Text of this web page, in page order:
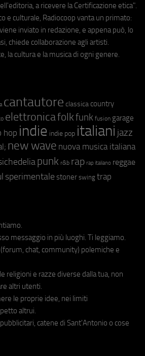
a ricevere la Certificazione etica".
e culturale, Radiocoop vanta un primato:
inviato in redazione, e appena può, lo
chiede collaborazione agli artisti.
la cultura e la musica di ogni genere.
cantautore classica country
elettronicafolkfunk fusion garage
hop indie indie pop italiani jazz
new wave nuova musica italiana
punk r&b rap rap italiano reggae
sperimentale stoner swing trap
messaggio in più luoghi. Ti leggiamo.
chat, community) polemiche e
religioni e razze diverse dalla tua, non
altri utenti.
le proprie idee, nei limiti
altrui.
catene di Sant'Antonio o cose